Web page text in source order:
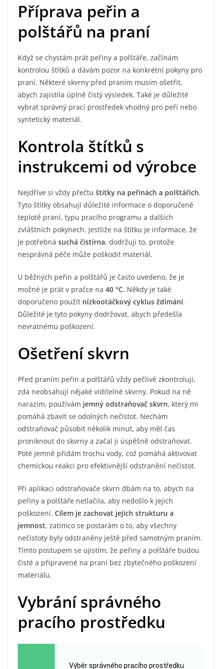
Příprava peřin a
polštářů na praní
Když se chystám prát peřiny a polštáře, začínám
kontrolou štítků a dávám pozor na konkrétní pokyny pro
praní. Některé skvrny před praním musím ošetřit,
abych zajistila úplně čistý výsledek. Také je důležité
vybrat správný prací prostředek vhodný pro peří nebo
syntetický materiál.
Kontrola štítků s
instrukcemi od výrobce
Nejdříve si vždy přečtu štítky na peřinách a polštářích.
Tyto štítky obsahují důležité informace o doporučené
teplotě praní, typu pracího programu a dalších
zvláštních pokynech. Jestliže na štítku je informace, že
je potřebná suchá čistírna, dodržuji to, protože
nesprávná péče může poškodit materiál.
U běžných peřin a polštářů je často uvedeno, že je
možné je prát v pračce na 40 °C. Někdy je také
doporučeno použít nízkootáčkový cyklus ždímání.
Důležité je tyto pokyny dodržovat, abych předešla
nevratnému poškození.
Ošetření skvrn
Před praním peřin a polštářů vždy pečlivě zkontroluji,
zda neobsahují nějaké viditelné skvrny. Pokud na ně
narazím, používám jemný odstraňovač skvrn, který mi
pomáhá zbavit se odolných nečistot. Nechám
odstraňovač působit několik minut, aby měl čas
proniknout do skvrny a začal ji úspěšně odstraňovat.
Poté jemně přidám trochu vody, což pomáhá aktivovat
chemickou reakci pro efektivnější odstranění nečistot.
Při aplikaci odstraňovače skvrn dbám na to, abych na
peřiny a polštáře netlačila, aby nedošlo k jejich
poškození. Cílem je zachovat jejich strukturu a
jemnost, zatímco se postarám o to, aby všechny
nečistoty byly odstraněny ještě před samotným praním.
Tímto postupem se ujistím, že peřiny a polštáře budou
čisté a připravené na praní bez zbytečného poškození
materiálu.
Vybrání správného
pracího prostředku
Výběr správného pracího prostředku